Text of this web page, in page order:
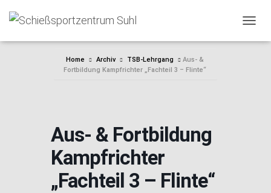
Home Archiv TSB-Lehrgang
Aus- &
Fortbildung Kampfrichter „Fachteil 3 – Flinte“
Aus- & Fortbildung
Kampfrichter
„Fachteil 3 – Flinte“